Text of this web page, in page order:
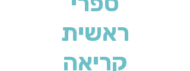
ראשית
קריאה